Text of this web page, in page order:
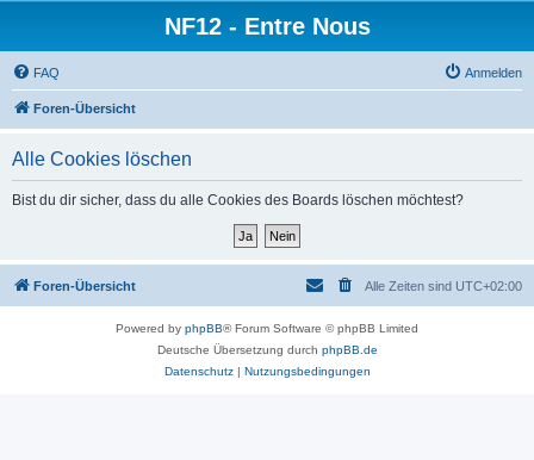
NF12 - Entre Nous
FAQ Anmelden
Foren-Übersicht
Alle Cookies löschen
Bist du dir sicher, dass du alle Cookies des Boards löschen möchtest?
Foren-Übersicht Alle Zeiten sind UTC+02:00
Powered by phpBB® Forum Software © phpBB Limited
Deutsche Übersetzung durch phpBB.de
Datenschutz| Nutzungsbedingungen